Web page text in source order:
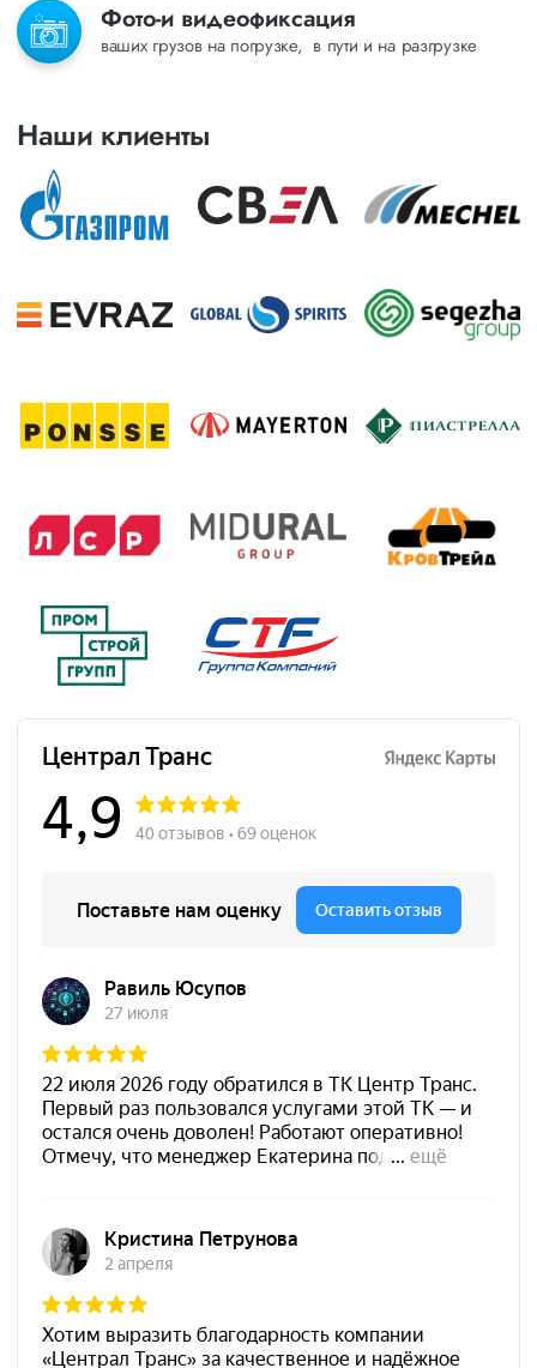
Фото-и видеофиксация
ваших грузов на погрузке, в пути и на разгрузке
Наши клиенты